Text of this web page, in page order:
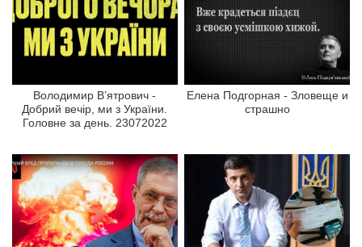
Володимир В’ятрович -
Добрий вечір, ми з України.
Головне за день. 23072022
Елена Подгорная - Зловеще и
страшно